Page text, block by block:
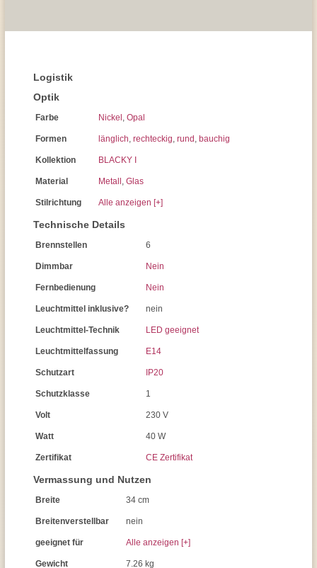
Logistik
Optik
Farbe Nickel , Opal
Formen länglich, rechteckig, rund , bauchig
Kollektion BLACKY I
Material Metall , Glas
Stilrichtung Alle anzeigen [+]
Technische Details
Brennstellen 6
Dimmbar Nein
Fernbedienung Nein
Leuchtmittel inklusive? nein
Leuchtmittel-Technik LED geeignet
Leuchtmittelfassung E14
Schutzart IP20
Schutzklasse 1
Volt 230 V
Watt 40 W
Zertifikat CE Zertifikat
Vermassung und Nutzen
Breite 34 cm
Breitenverstellbar nein
geeignet für Alle anzeigen [+]
Gewicht 7.26 kg